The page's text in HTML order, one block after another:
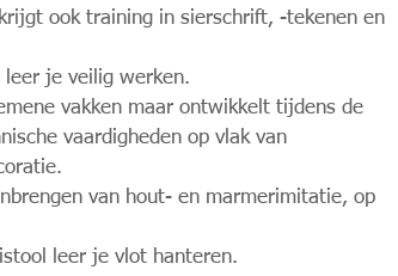
ook training in sierschrift, -tekenen en
je veilig werken.
vakken maar ontwikkelt tijdens de
vaardigheden op vlak van
van hout- en marmerimitatie, op
leer je vlot hanteren.